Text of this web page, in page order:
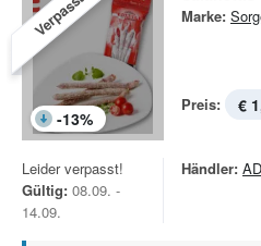
Verpasst!
-13%
Marke:
Preis: €
Leider verpasst!
Gültig: 08.09. -
14.09.
Händler: